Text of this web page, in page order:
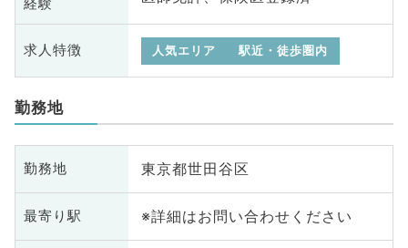
経験
求人特徴 人気エリア 駅近・徒歩圏内
勤務地
勤務地 東京都世田谷区
最寄り駅 ※詳細はお問い合わせください